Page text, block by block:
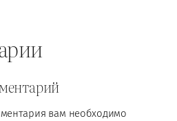
вам необходимо